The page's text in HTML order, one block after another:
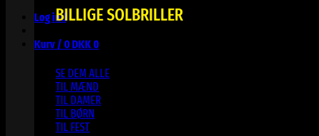
Log ind
Kurv / 0DKK0
Ingen varer i kurven.
BILLIGE SOLBRILLER
SE DEM ALLE
TIL MÆND
TIL DAMER
TIL BØRN
TIL FEST